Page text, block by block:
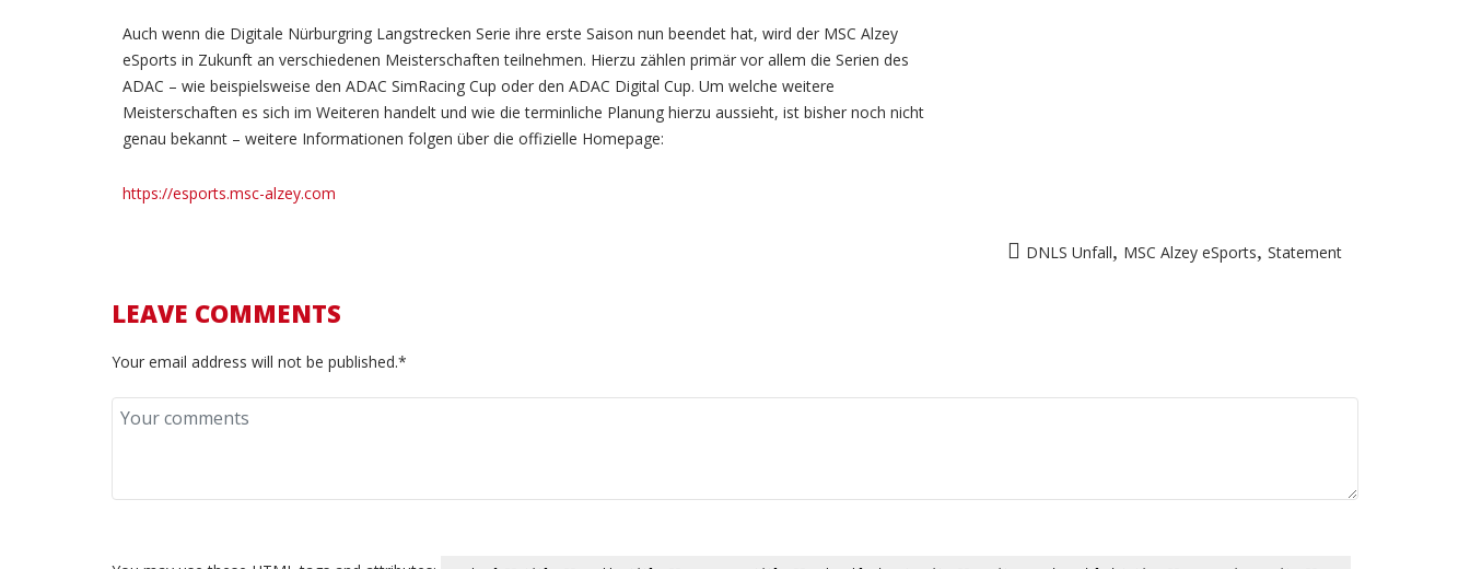
Auch wenn die Digitale Nürburgring Langstrecken Serie ihre erste Saison nun beendet hat, wird der MSC Alzey
eSports in Zukunft an verschiedenen Meisterschaften teilnehmen. Hierzu zählen primär vor allem die Serien des
ADAC – wie beispielsweise den ADAC SimRacing Cup oder den ADAC Digital Cup. Um welche weitere
Meisterschaften es sich im Weiteren handelt und wie die terminliche Planung hierzu aussieht, ist bisher noch nicht
genau bekannt – weitere Informationen folgen über die offizielle Homepage:
https://esports.msc-alzey.com
DNLS Unfall, MSC Alzey eSports, Statement
LEAVE COMMENTS
Your email address will not be published.*